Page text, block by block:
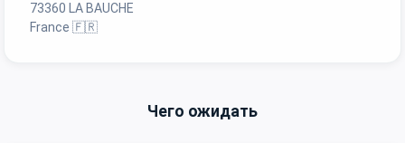
73360 LA BAUCHE
France 🇫🇷
Чего ожидать